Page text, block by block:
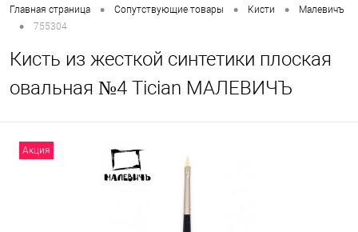
Главная страница • Сопутствующие товары • Кисти • Малевичъ
• 755304
Кисть из жесткой синтетики плоская
овальная №4 Tician МАЛЕВИЧЪ
Акция